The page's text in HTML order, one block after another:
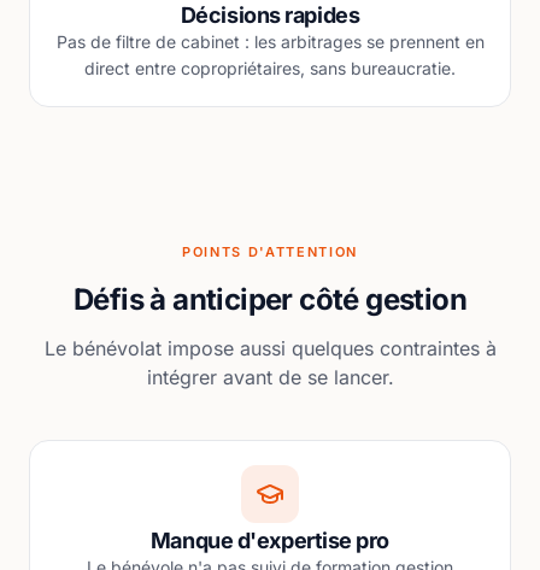
Décisions rapides
Pas de filtre de cabinet : les arbitrages se prennent en
direct entre copropriétaires, sans bureaucratie.
POINTS D'ATTENTION
Défis à anticiper côté gestion
Le bénévolat impose aussi quelques contraintes à
intégrer avant de se lancer.
Manque d'expertise pro